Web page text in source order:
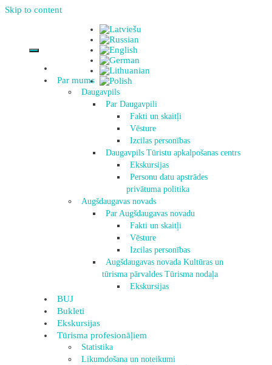
Skip to content
Par mums
Daugavpils
Par Daugavpili
Fakti un skaitļi
Vēsture
Izcilas personības
Daugavpils Tūristu apkalpošanas centrs
Ekskursijas
Personu datu apstrādes
privātuma politika
Augšdaugavas novads
Par Augšdaugavas novadu
Fakti un skaitļi
Vēsture
Izcilas personības
Augšdaugavas novada Kultūras un
tūrisma pārvaldes Tūrisma nodaļa
Ekskursijas
BUJ
Bukleti
Ekskursijas
Tūrisma profesionāļiem
Statistika
Likumdošana un noteikumi